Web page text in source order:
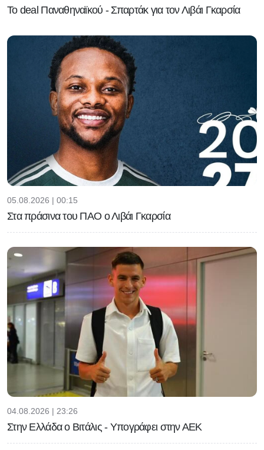
Το deal Παναθηναϊκού - Σπαρτάκ για τον Λιβάι Γκαρσία
05.08.2026 | 00:15
Στα πράσινα του ΠΑΟ ο Λιβάι Γκαρσία
04.08.2026 | 23:26
Στην Ελλάδα ο Βιτάλις - Υπογράφει στην ΑΕΚ